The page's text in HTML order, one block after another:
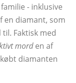
- inklusive
en diamant, som
Faktisk med
morden af ​​
diamanten